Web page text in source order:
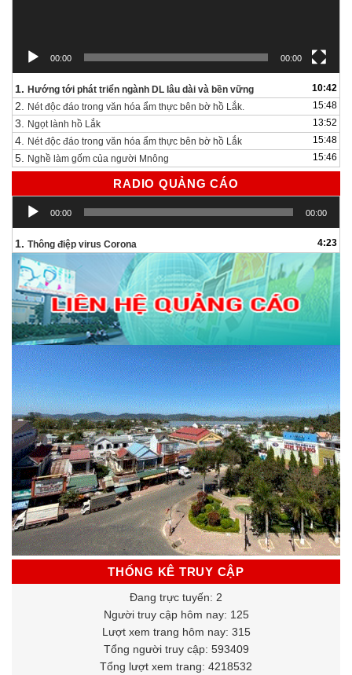
00:00 00:00
1. Hướng tới phát triển ngành DL lâu dài và bền vững 10:42
2. Nét độc đáo trong văn hóa ẩm thực bên bờ hồ Lắk. 15:48
3. Ngọt lành hồ Lắk 13:52
4. Nét độc đáo trong văn hóa ẩm thực bên bờ hồ Lắk 15:48
5. Nghề làm gốm của người Mnông 15:46
RADIO QUẢNG CÁO
Trình
chơi
00:00 00:00
1. Thông điệp virus Corona 4:23
THỐNG KÊ TRUY CẬP
Đang trực tuyến: 2
Người truy cập hôm nay: 125
Lượt xem trang hôm nay: 315
Tổng người truy cập: 593409
Tổng lượt xem trang: 4218532